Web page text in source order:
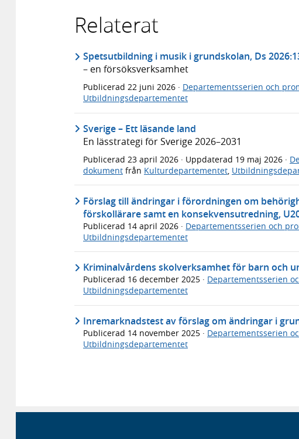
Relaterat
Spetsutbildning i musik i grundskolan, Ds
– en försöksverksamhet
Publicerad 22 juni 2026 · Departementsserien och
Utbildningsdepartementet
Sverige – Ett läsande land
En lässtrategi för Sverige 2026–2031
Publicerad 23 april 2026 · Uppdaterad 19 maj 2026 ·
dokument från Kulturdepartementet,
Förslag till ändringar i förordningen om
förskollärare samt en konsekvensutredning,
Publicerad 14 april 2026 · Departementsserien och
Utbildningsdepartementet
Kriminalvårdens skolverksamhet för barn och
Publicerad 16 december 2025 · Departementsserien
Utbildningsdepartementet
Inremarknadstest av förslag om ändringar i
Publicerad 14 november 2025 · Departementsserien
Utbildningsdepartementet